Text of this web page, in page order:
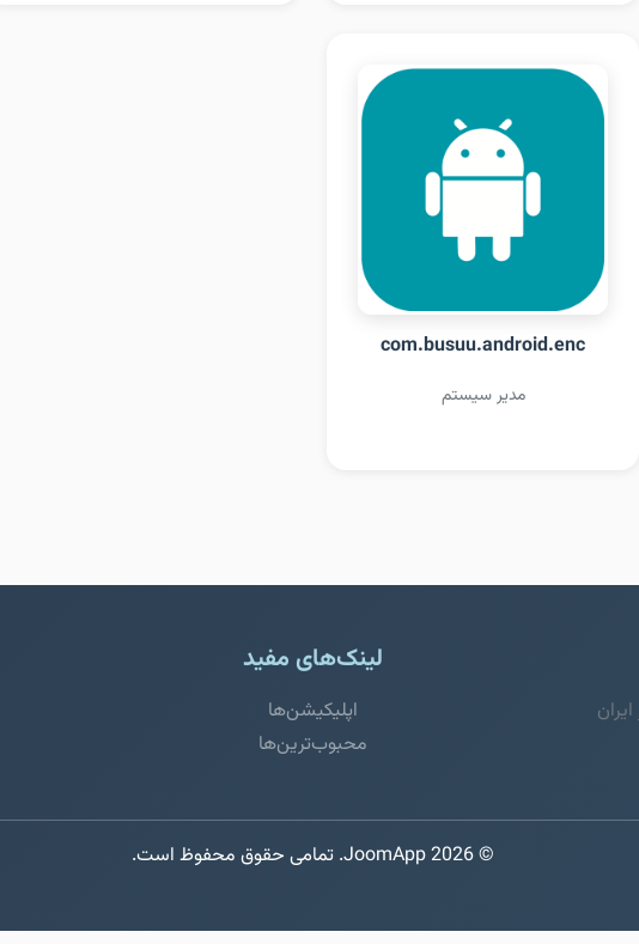
com.busuu.android.enc
مدیر سیستم
لینک‌های مفید
اپلیکیشن‌ها
محبوب‌ترین‌ها
© 2026 JoomApp. تمامی حقوق محفوظ است.